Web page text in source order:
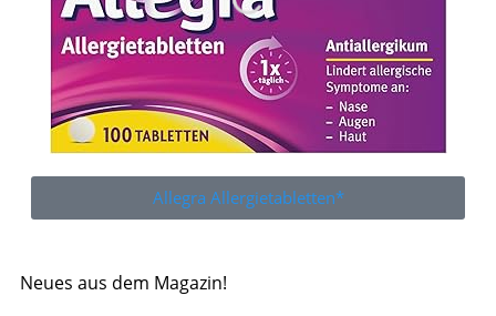
Allegra Allergietabletten*
Neues aus dem Magazin!